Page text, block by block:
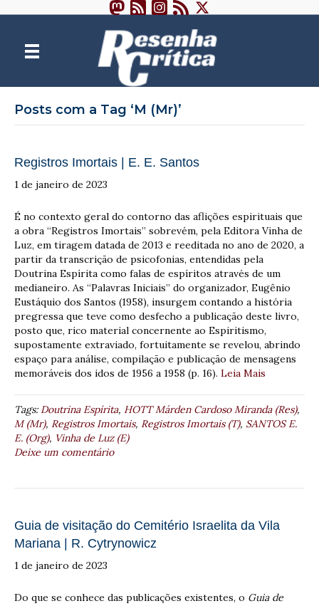
Posts com a Tag ‘M (Mr)’
Registros Imortais | E. E. Santos
1 de janeiro de 2023
É no contexto geral do contorno das aflições espirituais que
a obra “Registros Imortais” sobrevém, pela Editora Vinha de
Luz, em tiragem datada de 2013 e reeditada no ano de 2020, a
partir da transcrição de psicofonias, entendidas pela
Doutrina Espírita como falas de espíritos através de um
medianeiro. As “Palavras Iniciais” do organizador, Eugênio
Eustáquio dos Santos (1958), insurgem contando a história
pregressa que teve como desfecho a publicação deste livro,
posto que, rico material concernente ao Espiritismo,
supostamente extraviado, fortuitamente se revelou, abrindo
espaço para análise, compilação e publicação de mensagens
memoráveis dos idos de 1956 a 1958 (p. 16). Leia Mais
Tags:Doutrina Espírita, HOTT Márden Cardoso Miranda (Res),
M (Mr), Registros Imortais, Registros Imortais (T), SANTOS E.
E. (Org), Vinha de Luz (E)
Deixe um comentário
Guia de visitação do Cemitério Israelita da Vila
Mariana | R. Cytrynowicz
1 de janeiro de 2023
Do que se conhece das publicações existentes, o Guia de